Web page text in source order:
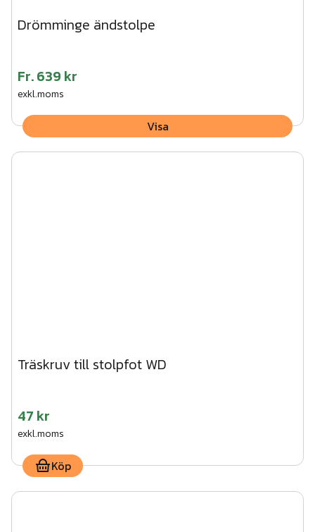
Drömminge ändstolpe
Fr.639 kr
exkl.moms
Visa
Träskruv till stolpfot WD
47 kr
exkl.moms
Köp